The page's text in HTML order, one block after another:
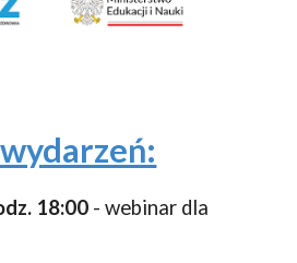
18:00 - webinar dla